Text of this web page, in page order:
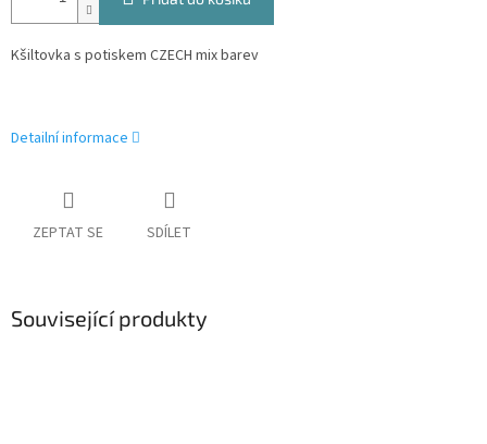
Kšiltovka s potiskem CZECH mix barev
Detailní informace
ZEPTAT SE SDÍLET
Související produkty